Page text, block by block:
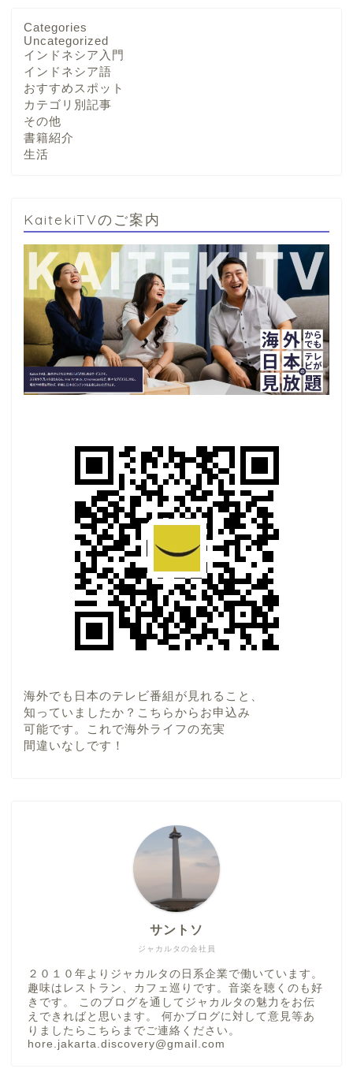
Categories
Uncategorized
インドネシア入門
インドネシア語
おすすめスポット
カテゴリ別記事
その他
書籍紹介
生活
KaitekiTVのご案内
海外でも日本のテレビ番組が見れること、
知っていましたか？こちらからお申込み
可能です。これで海外ライフの充実
間違いなしです！
ジャカルタの会社員
サントソ
２０１０年よりジャカルタの日系企業で働いています。
趣味はレストラン、カフェ巡りです。音楽を聴くのも好
きです。 このブログを通してジャカルタの魅力をお伝
えできればと思います。 何かブログに対して意見等あ
りましたらこちらまでご連絡ください。
hore.jakarta.discovery@gmail.com